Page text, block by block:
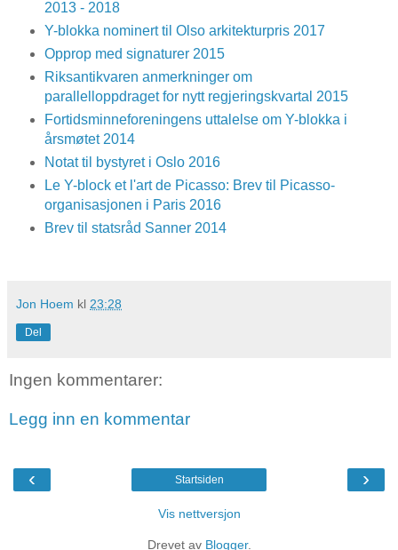
2013 - 2018
Y-blokka nominert til Olso arkitekturpris 2017
Opprop med signaturer 2015
Riksantikvaren anmerkninger om
parallelloppdraget for nytt regjeringskvartal 2015
Fortidsminneforeningens uttalelse om Y-blokka i
årsmøtet 2014
Notat til bystyret i Oslo 2016
Le Y-block et l'art de Picasso: Brev til Picasso-
organisasjonen i Paris 2016
Brev til statsråd Sanner 2014
Jon Hoem kl 23:28
Del
Ingen kommentarer:
Legg inn en kommentar
‹ ›
Startsiden
Vis nettversjon
Drevet av Blogger.